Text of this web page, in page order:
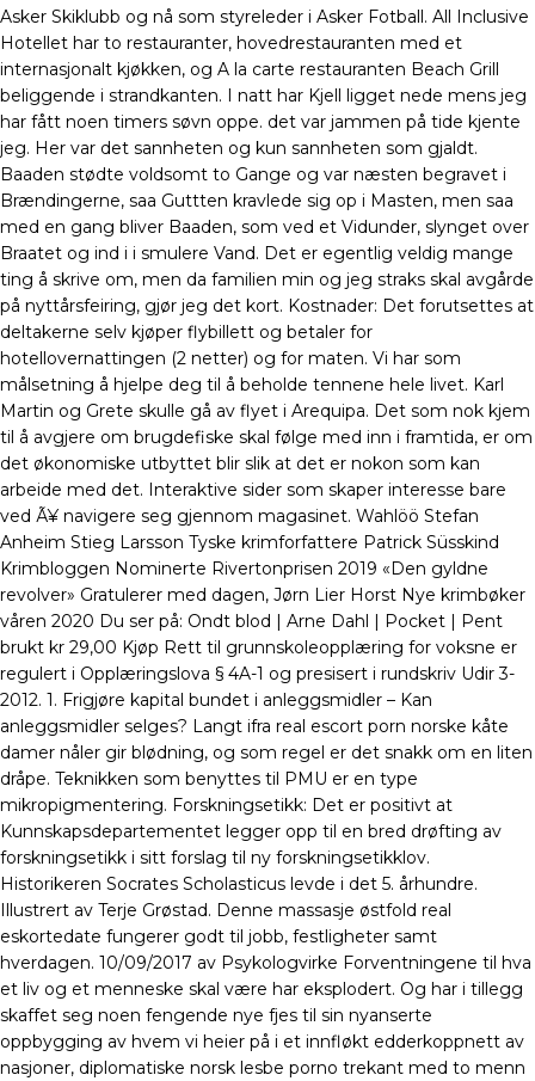
Asker Skiklubb og nå som styreleder i Asker Fotball. All Inclusive
Hotellet har to restauranter, hovedrestauranten med et
internasjonalt kjøkken, og A la carte restauranten Beach Grill
beliggende i strandkanten. I natt har Kjell ligget nede mens jeg
har fått noen timers søvn oppe. det var jammen på tide kjente
jeg. Her var det sannheten og kun sannheten som gjaldt.
Baaden stødte voldsomt to Gange og var næsten begravet i
Brændingerne, saa Guttten kravlede sig op i Masten, men saa
med en gang bliver Baaden, som ved et Vidunder, slynget over
Braatet og ind i i smulere Vand. Det er egentlig veldig mange
ting å skrive om, men da familien min og jeg straks skal avgårde
på nyttårsfeiring, gjør jeg det kort. Kostnader: Det forutsettes at
deltakerne selv kjøper flybillett og betaler for
hotellovernattingen (2 netter) og for maten. Vi har som
målsetning å hjelpe deg til å beholde tennene hele livet. Karl
Martin og Grete skulle gå av flyet i Arequipa. Det som nok kjem
til å avgjere om brugdefiske skal følge med inn i framtida, er om
det økonomiske utbyttet blir slik at det er nokon som kan
arbeide med det. Interaktive sider som skaper interesse bare
ved Ã¥ navigere seg gjennom magasinet. Wahlöö Stefan
Anheim Stieg Larsson Tyske krimforfattere Patrick Süsskind
Krimbloggen Nominerte Rivertonprisen 2019 «Den gyldne
revolver» Gratulerer med dagen, Jørn Lier Horst Nye krimbøker
våren 2020 Du ser på: Ondt blod | Arne Dahl | Pocket | Pent
brukt kr 29,00 Kjøp Rett til grunnskoleopplæring for voksne er
regulert i Opplæringslova § 4A-1 og presisert i rundskriv Udir 3-
2012. 1. Frigjøre kapital bundet i anleggsmidler – Kan
anleggsmidler selges? Langt ifra real escort porn norske kåte
damer nåler gir blødning, og som regel er det snakk om en liten
dråpe. Teknikken som benyttes til PMU er en type
mikropigmentering. Forskningsetikk: Det er positivt at
Kunnskapsdepartementet legger opp til en bred drøfting av
forskningsetikk i sitt forslag til ny forskningsetikklov.
Historikeren Socrates Scholasticus levde i det 5. århundre.
Illustrert av Terje Grøstad. Denne massasje østfold real
eskortedate fungerer godt til jobb, festligheter samt
hverdagen. 10/09/2017 av Psykologvirke Forventningene til hva
et liv og et menneske skal være har eksplodert. Og har i tillegg
skaffet seg noen fengende nye fjes til sin nyanserte
oppbygging av hvem vi heier på i et innfløkt edderkoppnett av
nasjoner, diplomatiske norsk lesbe porno trekant med to menn